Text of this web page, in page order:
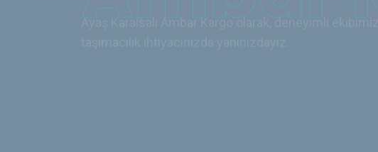
taşımacılık ihtiyacınızda yanınızdayız.